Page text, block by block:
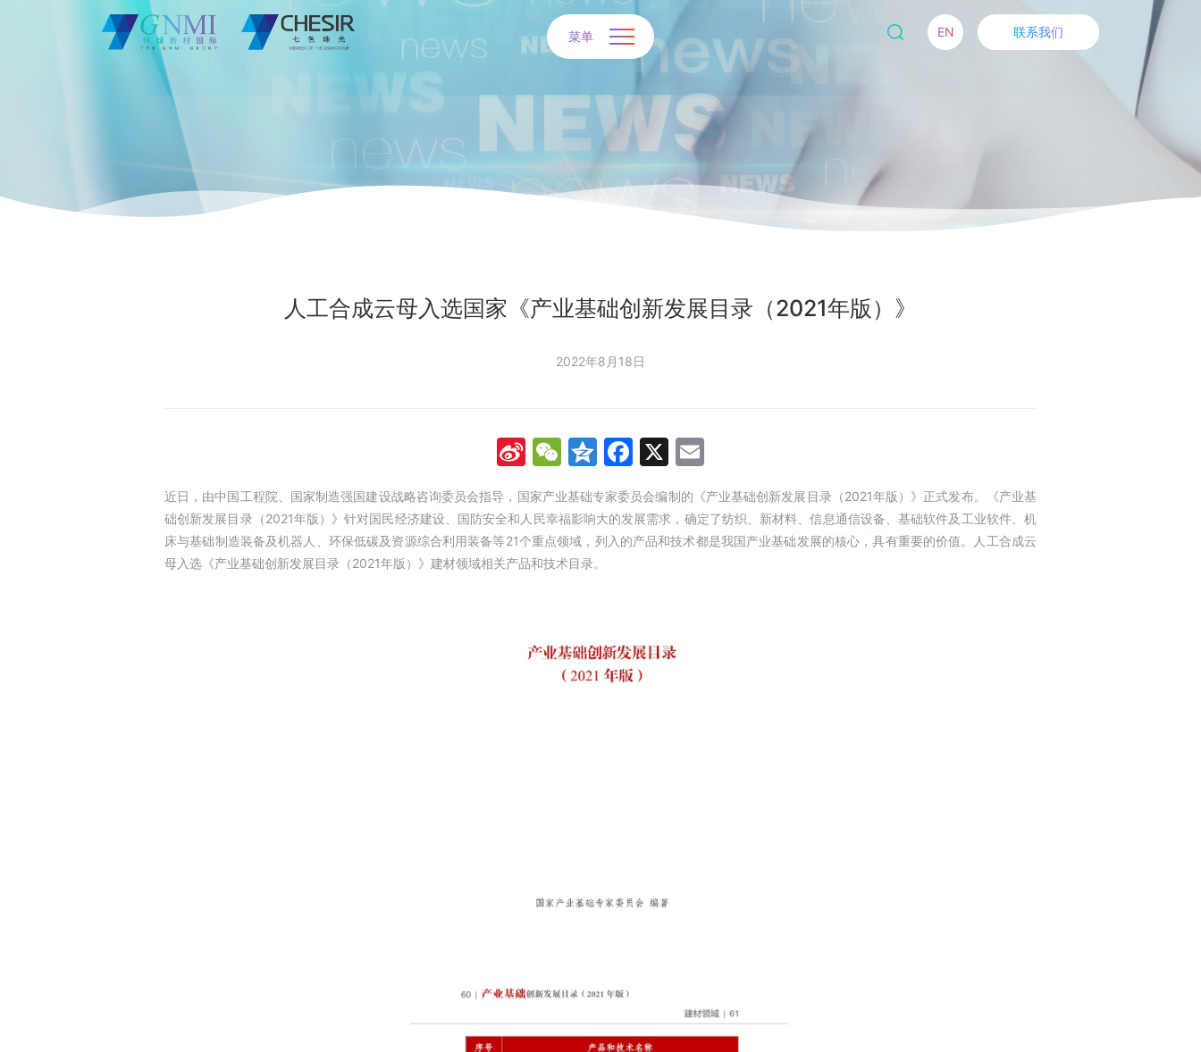
EN 联系我们
菜单
人工合成云母入选国家《产业基础创新发展目录（2021年版）》
2022年8月18日
SinaWeChat
Qzone
Facebook
X
近日，由中国工程院、国家制造强国建设战略咨询委员会指导，国家产业基础专家委员会编制的《产业基础创新发展目录（2021年版）》正式发布。《产业基
础创新发展目录（2021年版）》针对国民经济建设、国防安全和人民幸福影响大的发展需求，确定了纺织、新材料、信息通信设备、基础软件及工业软件、机
床与基础制造装备及机器人、环保低碳及资源综合利用装备等21个重点领域，列入的产品和技术都是我国产业基础发展的核心，具有重要的价值。人工合成云
母入选《产业基础创新发展目录（2021年版）》建材领域相关产品和技术目录。